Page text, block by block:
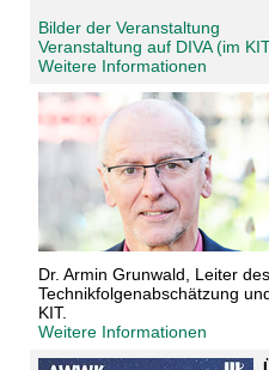
Bilder der Veranstaltung
Veranstaltung auf DIVA (im
Weitere Informationen
Dr. Armin Grunwald, Leiter
Technikfolgenabschätzung
KIT.
Weitere Informationen